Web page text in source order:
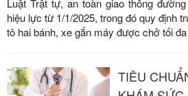
Luật Trật tự, an toàn giao thông
hiệu lực từ 1/1/2025, trong đó quy định
tô hai bánh, xe gắn máy được chở tối
TIÊU